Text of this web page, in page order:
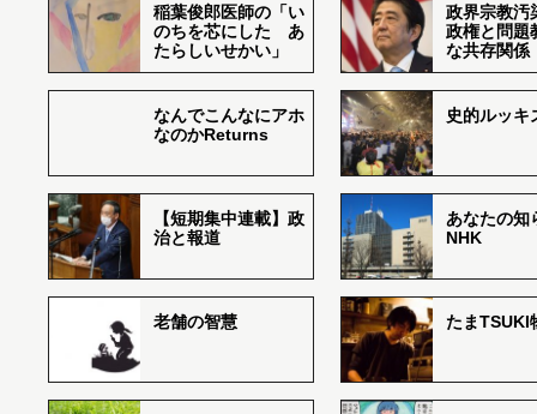
稲葉俊郎医師の「い
のちを芯にした あ
たらしいせかい」
政界宗教汚
政権と問題
な共存関係
なんでこんなにアホ
なのかReturns
史的ルッキ
【短期集中連載】政
治と報道
あなたの知
NHK
老舗の智慧 たまTSUKI